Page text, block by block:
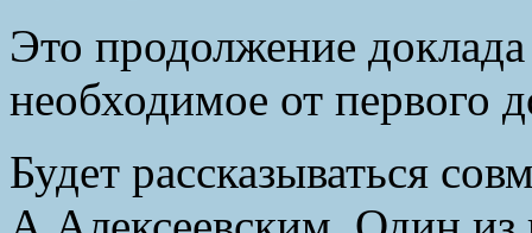
Это продолжение
необходимое от первого
Будет рассказываться